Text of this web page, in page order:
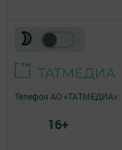
Телефон АО «ТАТМЕДИА»:
16+